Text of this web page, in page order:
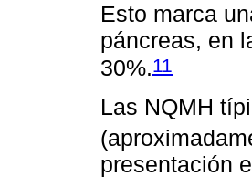
Esto marca
páncreas, en
30%.11
Las NQMH
presentación